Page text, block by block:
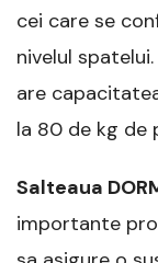
cei care se
nivelul
are
la 80 de kg de
Salteaua
importante